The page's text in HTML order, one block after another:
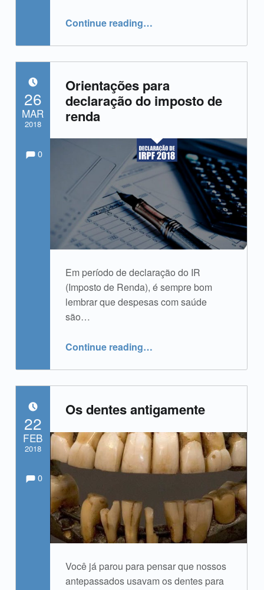
Continue reading“Dieta e Saúde bucal, é preciso saber manter essa relação”
…
Orientações para
declaração do imposto de
renda
Em período de declaração do IR
(Imposto de Renda), é sempre bom
lembrar que despesas com saúde
são…
Continue reading“Orientações para declaração do imposto de renda”
…
26
MAR
2018
Written by: 0
Os dentes antigamente
Você já parou para pensar que nossos
antepassados usavam os dentes para
POSTED ON:
22
FEB
2018
Written by: Comments:Comments:
0